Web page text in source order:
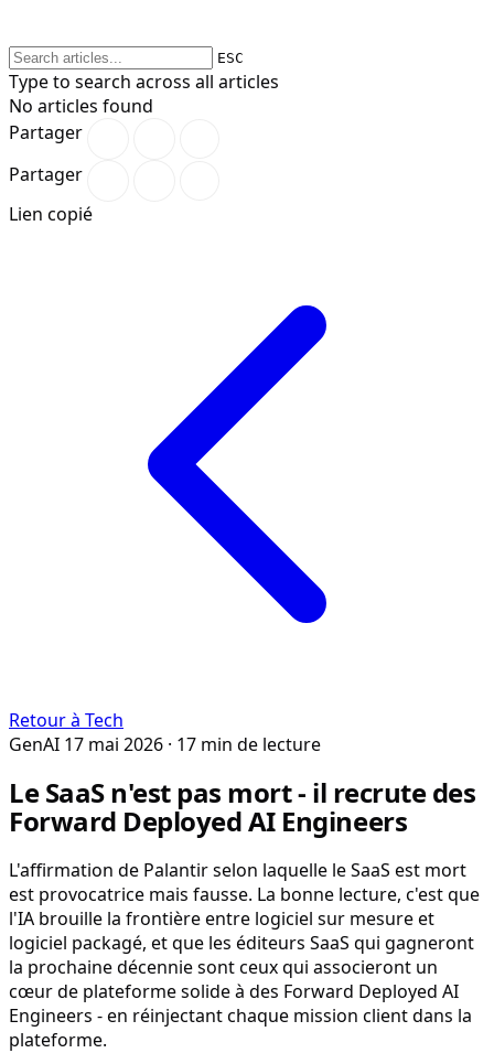
ESC
Type to search across all articles
No articles found
Partager
Partager
Lien copié
Retour à Tech
GenAI 17 mai 2026 · 17 min de lecture
Le SaaS n'est pas mort - il recrute des
Forward Deployed AI Engineers
L'affirmation de Palantir selon laquelle le SaaS est mort
est provocatrice mais fausse. La bonne lecture, c'est que
l'IA brouille la frontière entre logiciel sur mesure et
logiciel packagé, et que les éditeurs SaaS qui gagneront
la prochaine décennie sont ceux qui associeront un
cœur de plateforme solide à des Forward Deployed AI
Engineers - en réinjectant chaque mission client dans la
plateforme.